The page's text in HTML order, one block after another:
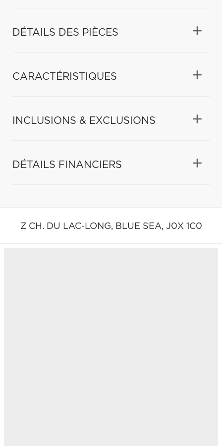
DÉTAILS DES PIÈCES
CARACTÉRISTIQUES
INCLUSIONS & EXCLUSIONS
DÉTAILS FINANCIERS
Z CH. DU LAC-LONG, BLUE SEA, J0X 1C0